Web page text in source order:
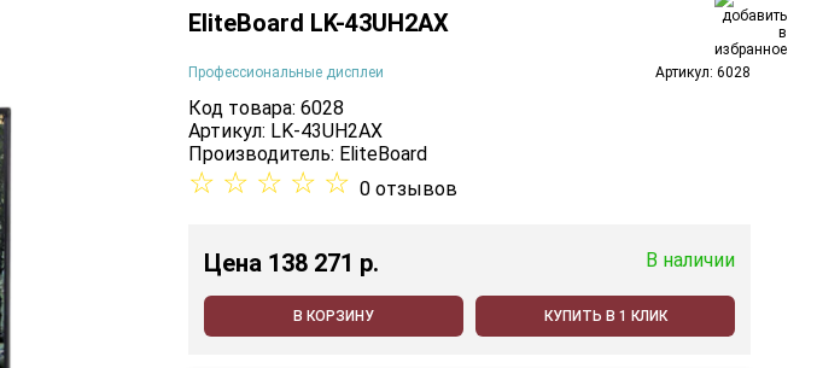
EliteBoard LK-43UH2AX
Профессиональные дисплеи Артикул: 6028
Код товара: 6028
Артикул: LK-43UH2AX
Производитель: EliteBoard
☆ ☆ ☆ ☆ ☆ 0 отзывов
Цена 138 271 p. В наличии
В КОРЗИНУ КУПИТЬ В 1 КЛИК